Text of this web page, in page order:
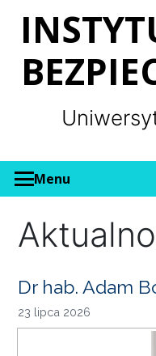
Menu
Dr hab. Adam
23 lipca 2026